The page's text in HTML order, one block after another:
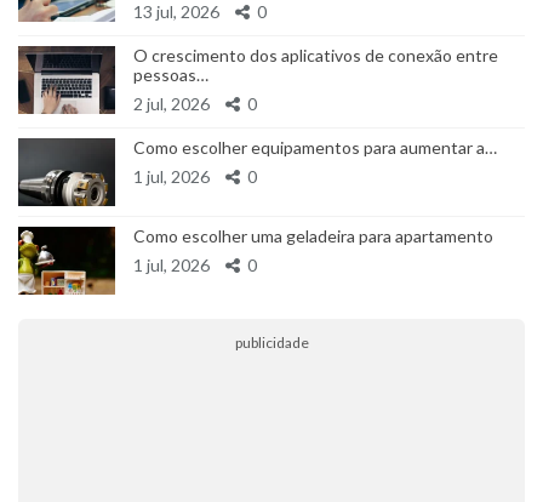
13 jul, 2026
0
O crescimento dos aplicativos de conexão entre
pessoas…
2 jul, 2026
0
Como escolher equipamentos para aumentar a…
1 jul, 2026
0
Como escolher uma geladeira para apartamento
1 jul, 2026
0
publicidade